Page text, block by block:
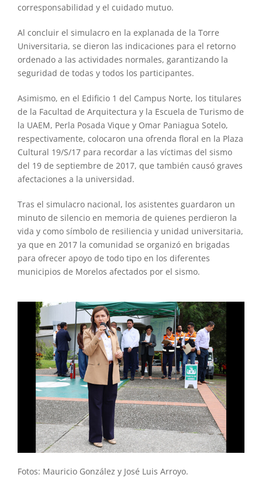
corresponsabilidad y el cuidado mutuo.
Al concluir el simulacro en la explanada de la Torre
Universitaria, se dieron las indicaciones para el retorno
ordenado a las actividades normales, garantizando la
seguridad de todas y todos los participantes.
Asimismo, en el Edificio 1 del Campus Norte, los titulares
de la Facultad de Arquitectura y la Escuela de Turismo de
la UAEM, Perla Posada Vique y Omar Paniagua Sotelo,
respectivamente, colocaron una ofrenda floral en la Plaza
Cultural 19/S/17 para recordar a las víctimas del sismo
del 19 de septiembre de 2017, que también causó graves
afectaciones a la universidad.
Tras el simulacro nacional, los asistentes guardaron un
minuto de silencio en memoria de quienes perdieron la
vida y como símbolo de resiliencia y unidad universitaria,
ya que en 2017 la comunidad se organizó en brigadas
para ofrecer apoyo de todo tipo en los diferentes
municipios de Morelos afectados por el sismo.
Fotos: Mauricio González y José Luis Arroyo.